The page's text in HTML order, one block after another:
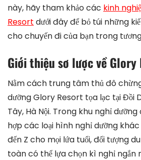
này, hãy tham khảo các kinh
Resort dưới đây để bỏ túi những
cho chuyến đi của bạn trong
Giới thiệu sơ lược về Glory
Nằm cách trung tâm thủ đô
dưỡng Glory Resort tọa lạc tại Đồi
Tây, Hà Nội. Trong khu nghỉ
hợp các loại hình nghỉ dưỡng
đến Z cho mọi lứa tuổi, đối tượng
toàn có thể lựa chọn kì nghỉ ngắn